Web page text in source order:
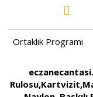
Ortaklık Programı